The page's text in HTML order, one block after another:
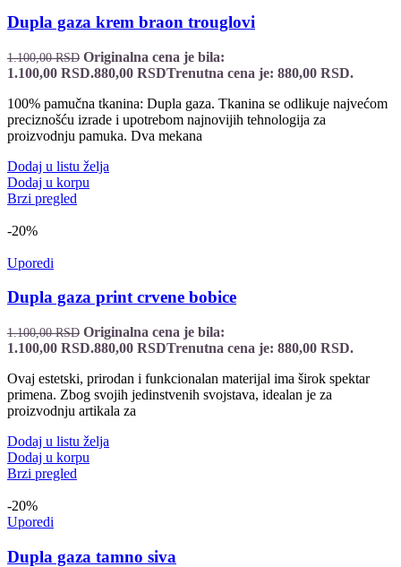
Dupla gaza krem braon trouglovi
1.100,00RSD Originalna cena je bila:
1.100,00 RSD.880,00 RSDTrenutna cena je: 880,00 RSD.
100% pamučna tkanina: Dupla gaza. Tkanina se odlikuje najvećom
preciznošću izrade i upotrebom najnovijih tehnologija za
proizvodnju pamuka. Dva mekana
Dodaj u listu želja
Dodaj u korpu
Brzi pregled
-20%
Uporedi
Dupla gaza print crvene bobice
1.100,00RSD Originalna cena je bila:
1.100,00 RSD.880,00 RSDTrenutna cena je: 880,00 RSD.
Ovaj estetski, prirodan i funkcionalan materijal ima širok spektar
primena. Zbog svojih jedinstvenih svojstava, idealan je za
proizvodnju artikala za
Dodaj u listu želja
Dodaj u korpu
Brzi pregled
-20%
Uporedi
Dupla gaza tamno siva